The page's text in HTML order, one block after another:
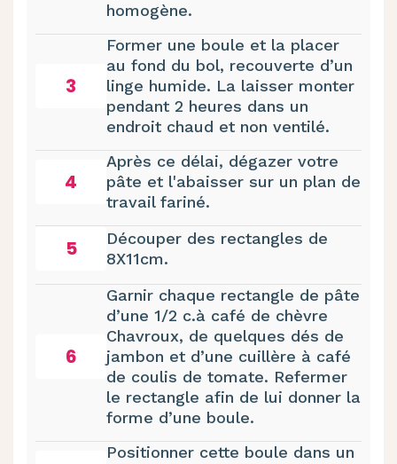
homogène.
3
Former une boule et la placer
au fond du bol, recouverte d’un
linge humide. La laisser monter
pendant 2 heures dans un
endroit chaud et non ventilé.
4
Après ce délai, dégazer votre
pâte et l'abaisser sur un plan de
travail fariné.
5
Découper des rectangles de
8X11cm.
6
Garnir chaque rectangle de pâte
d’une 1/2 c.à café de chèvre
Chavroux, de quelques dés de
jambon et d’une cuillère à café
de coulis de tomate. Refermer
le rectangle afin de lui donner la
forme d’une boule.
Positionner cette boule dans un